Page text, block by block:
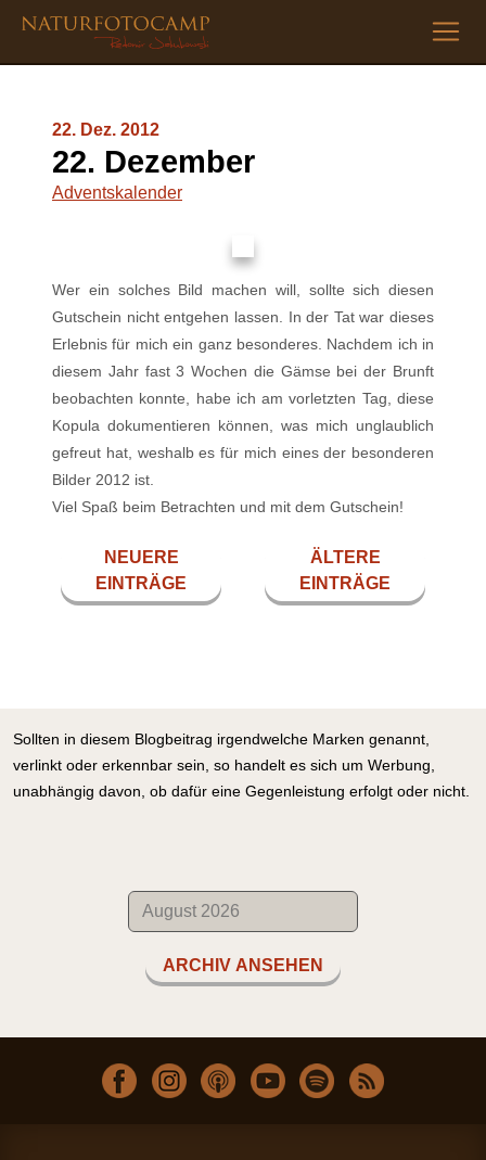
22. Dez. 2012
22. Dezember
Adventskalender
Wer ein solches Bild machen will, sollte sich diesen
Gutschein nicht entgehen lassen. In der Tat war dieses
Erlebnis für mich ein ganz besonderes. Nachdem ich in
diesem Jahr fast 3 Wochen die Gämse bei der Brunft
beobachten konnte, habe ich am vorletzten Tag, diese
Kopula dokumentieren können, was mich unglaublich
gefreut hat, weshalb es für mich eines der besonderen
Bilder 2012 ist.
Viel Spaß beim Betrachten und mit dem Gutschein!
NEUERE
EINTRÄGE
ÄLTERE
EINTRÄGE
Sollten in diesem Blogbeitrag irgendwelche Marken genannt,
verlinkt oder erkennbar sein, so handelt es sich um Werbung,
unabhängig davon, ob dafür eine Gegenleistung erfolgt oder nicht.
ARCHIV ANSEHEN